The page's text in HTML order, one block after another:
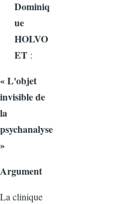
Dominiq
ue
HOLVO
ET :
« L'objet
invisible de
la
psychanalyse
»
Argument
La clinique